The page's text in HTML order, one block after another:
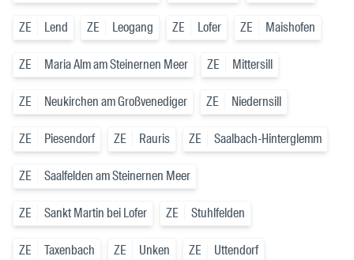
ZE Lend ZE Leogang ZE Lofer ZE Maishofen
ZE Maria Alm am Steinernen Meer ZE Mittersill
ZE Neukirchen am Großvenediger ZE Niedernsill
ZE Piesendorf ZE Rauris ZE Saalbach-Hinterglemm
ZE Saalfelden am Steinernen Meer
ZE Sankt Martin bei Lofer ZE Stuhlfelden
ZE Taxenbach ZE Unken ZE Uttendorf